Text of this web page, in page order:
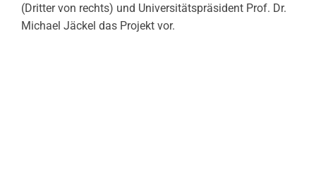
(Dritter von rechts) und Universitätspräsident Prof. Dr.
Michael Jäckel das Projekt vor.